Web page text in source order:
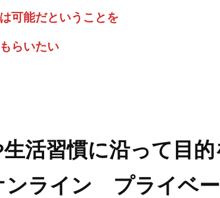
可能だということを
らいたい
活習慣に沿って目
ンライン プライベ